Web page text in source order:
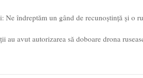
îndreptăm un gând de recunoștință și o
avut autorizarea să doboare drona